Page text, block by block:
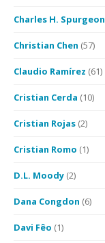
Charles H. Spurgeon
Christian Chen (57)
Claudio Ramírez (61)
Cristian Cerda (10)
Cristian Rojas (2)
Cristian Romo (1)
D.L. Moody (2)
Dana Congdon (6)
Davi Fêo (1)